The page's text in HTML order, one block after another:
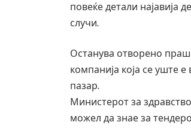
повеќе детали најавија
случи.
Останува отворено
компанија која се уште
пазар.
Министерот за
можел да знае за